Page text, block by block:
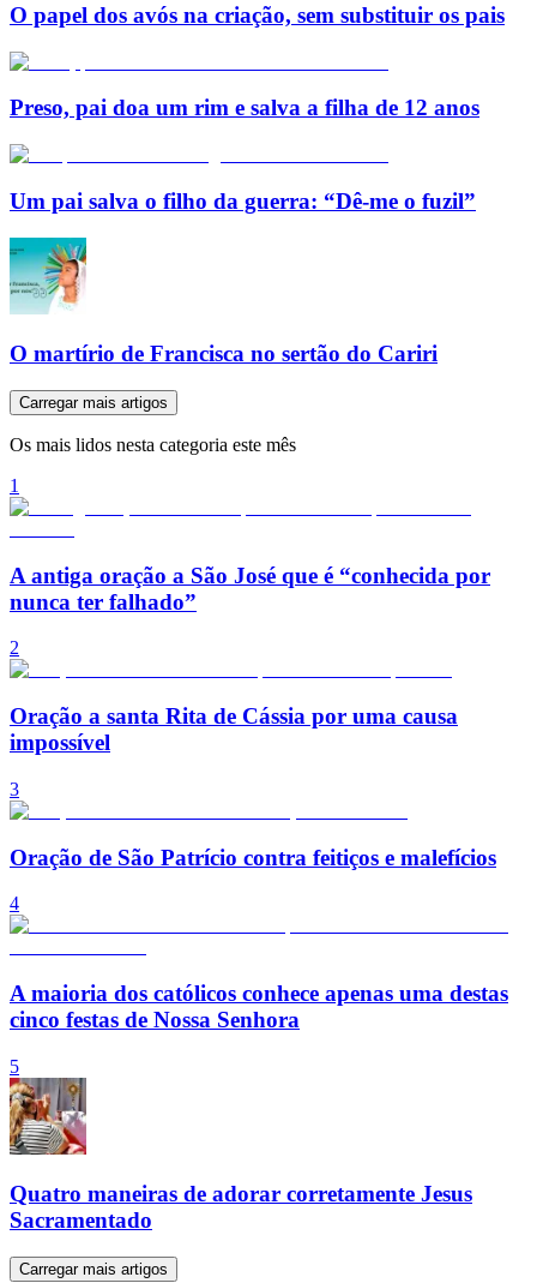
O papel dos avós na criação, sem substituir os pais
Preso, pai doa um rim e salva a filha de 12 anos
Um pai salva o filho da guerra: “Dê-me o fuzil”
O martírio de Francisca no sertão do Cariri
Carregar mais artigos
Os mais lidos nesta categoria este mês
1
A antiga oração a São José que é “conhecida por
nunca ter falhado”
2
Oração a santa Rita de Cássia por uma causa
impossível
3
Oração de São Patrício contra feitiços e malefícios
4
A maioria dos católicos conhece apenas uma destas
cinco festas de Nossa Senhora
5
Quatro maneiras de adorar corretamente Jesus
Sacramentado
Carregar mais artigos